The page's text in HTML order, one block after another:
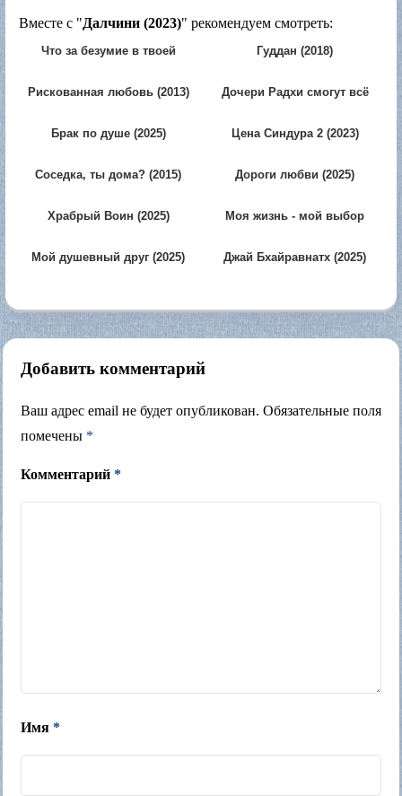
Вместе с "Далчини (2023)" рекомендуем смотреть:
Что за безумие в твоей
Гуддан (2018)
Рискованная любовь (2013)
Дочери Радхи смогут всё
Брак по душе (2025) Цена Синдура 2 (2023)
Соседка, ты дома? (2015) Дороги любви (2025)
Храбрый Воин (2025)
Моя жизнь - мой выбор
Мой душевный друг (2025) Джай Бхайравнатх (2025)
Добавить комментарий
Ваш адрес email не будет опубликован. Обязательные поля
помечены *
Комментарий *
Имя *